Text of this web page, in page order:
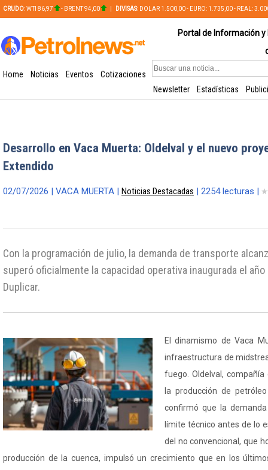
CRUDO: WTI 86,97 - BRENT 94,00 DIVISAS: DOLAR 1.500,00 - EURO: 1.735,00 - REAL:
Portal de Información
Home Noticias Eventos
Cotizaciones
Newsletter
Estadísticas
Desarrollo en Vaca Muerta: Oldelval y el nuevo
Extendido
02/07/2026 | VACA MUERTA | Noticias Destacadas | 2254 lecturas |
Con la programación de julio, la demanda de transporte
superó oficialmente la capacidad operativa inaugurada el año
Duplicar.
El dinamismo de Vaca
infraestructura de
fuego. Oldelval,
la producción de
confirmó que la
límite técnico antes de lo
del no convencional, que
producción de la cuenca, impulsó un crecimiento que en los